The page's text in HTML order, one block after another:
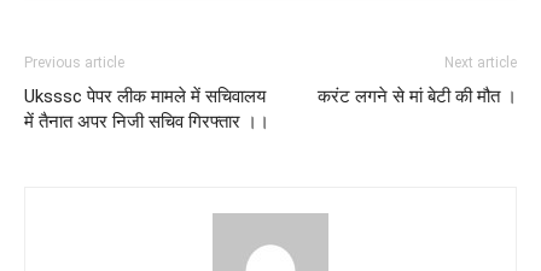
Previous article
Uksssc पेपर लीक मामले में सचिवालय
में तैनात अपर निजी सचिव गिरफ्तार ।।
Next article
करंट लगने से मां बेटी की मौत ।